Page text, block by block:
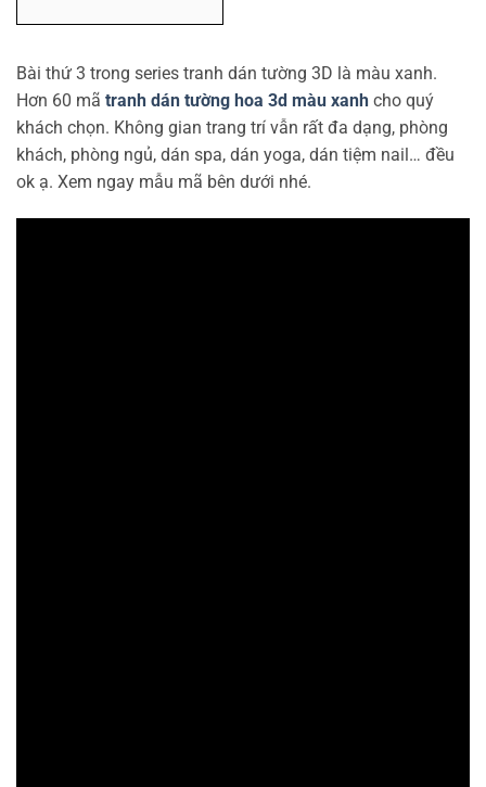
Bài thứ 3 trong series tranh dán tường 3D là màu xanh.
Hơn 60 mã tranh dán tường hoa 3d màu xanh cho quý
khách chọn. Không gian trang trí vẫn rất đa dạng, phòng
khách, phòng ngủ, dán spa, dán yoga, dán tiệm nail… đều
ok ạ. Xem ngay mẫu mã bên dưới nhé.